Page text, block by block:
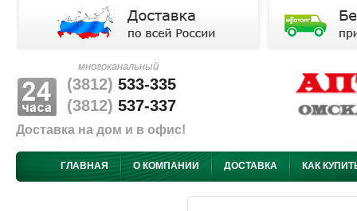
многоканальный
(3812) 533-335
(3812) 537-337
Доставка на дом и в офис!
ГЛАВНАЯ О КОМПАНИИ ДОСТАВКА КАК